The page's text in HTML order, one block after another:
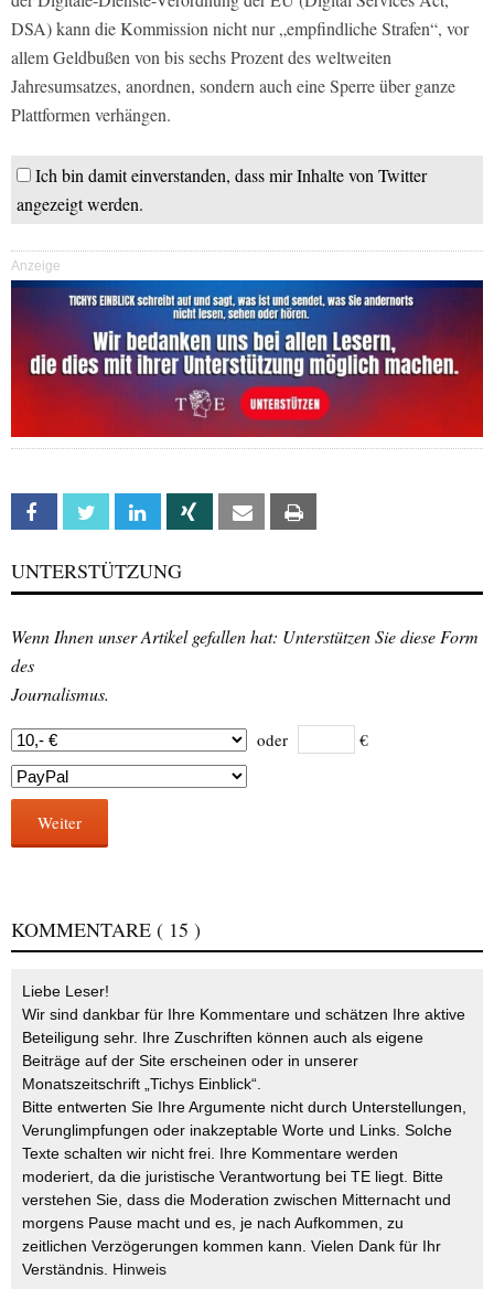
DSA) kann die Kommission nicht nur „empfindliche Strafen“, vor
allem Geldbußen von bis sechs Prozent des weltweiten
Jahresumsatzes, anordnen, sondern auch eine Sperre über ganze
Plattformen verhängen.
Ich bin damit einverstanden, dass mir Inhalte von Twitter
angezeigt werden.
Anzeige
Facebook Twitter Linkedin Xing Email
UNTERSTÜTZUNG
Wenn Ihnen unser Artikel gefallen hat: Unterstützen Sie diese Form
des
Journalismus.
oder €
Weiter
KOMMENTARE ( 15 )
Liebe Leser!
Wir sind dankbar für Ihre Kommentare und schätzen Ihre aktive
Beteiligung sehr. Ihre Zuschriften können auch als eigene
Beiträge auf der Site erscheinen oder in unserer
Monatszeitschrift „Tichys Einblick“.
Bitte entwerten Sie Ihre Argumente nicht durch Unterstellungen,
Verunglimpfungen oder inakzeptable Worte und Links. Solche
Texte schalten wir nicht frei. Ihre Kommentare werden
moderiert, da die juristische Verantwortung bei TE liegt. Bitte
verstehen Sie, dass die Moderation zwischen Mitternacht und
morgens Pause macht und es, je nach Aufkommen, zu
zeitlichen Verzögerungen kommen kann. Vielen Dank für Ihr
Verständnis. Hinweis